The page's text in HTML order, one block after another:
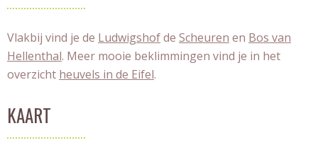
Vlakbij vind je de Ludwigshofde Scheuren en Bos van
Hellenthal. Meer mooie beklimmingen vind je in het
overzicht heuvels in de Eifel.
KAART